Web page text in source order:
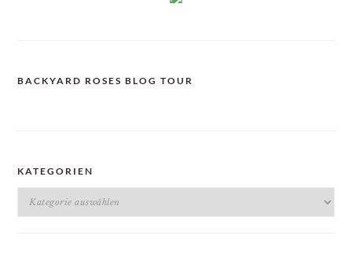
BACKYARD ROSES BLOG TOUR
KATEGORIEN
Kategorien